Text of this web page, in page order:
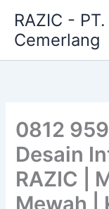
content
RAZIC -
Cemerlang
0812
Desain
RAZIC |
Mewah |